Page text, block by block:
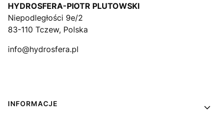
HYDROSFERA-PIOTR PLUTOWSKI
Niepodległości 9e/2
83-110 Tczew, Polska
info@hydrosfera.pl
Linki w stopce
INFORMACJE